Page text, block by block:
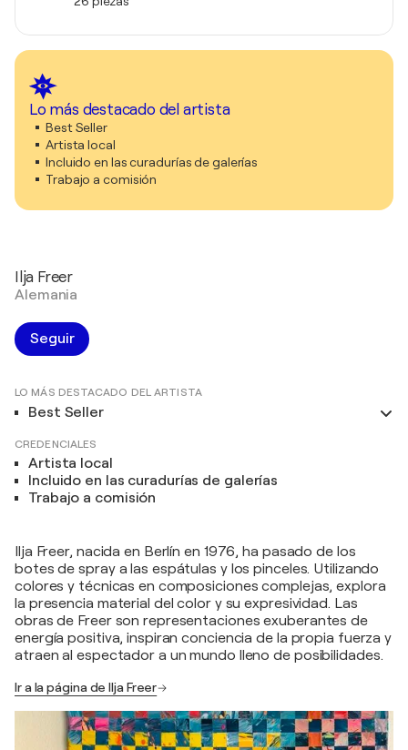
Lo más destacado del artista
Best Seller
Artista local
Incluido en las curadurías de galerías
Trabajo a comisión
Ilja Freer
Alemania
Seguir
LO MÁS DESTACADO DEL ARTISTA
Best Seller
CREDENCIALES
Artista local
Incluido en las curadurías de galerías
Trabajo a comisión
Ilja Freer, nacida en Berlín en 1976, ha pasado de los
botes de spray a las espátulas y los pinceles. Utilizando
colores y técnicas en composiciones complejas, explora
la presencia material del color y su expresividad. Las
obras de Freer son representaciones exuberantes de
energía positiva, inspiran conciencia de la propia fuerza y
atraen al espectador a un mundo lleno de posibilidades.
Ir a la página de Ilja Freer